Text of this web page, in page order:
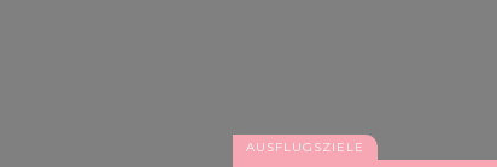
AUSFLUGSZIELE